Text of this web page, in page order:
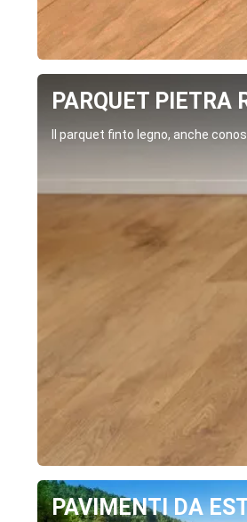
PARQUET PIETRA
Il parquet finto legno, anche
PAVIMENTI DA